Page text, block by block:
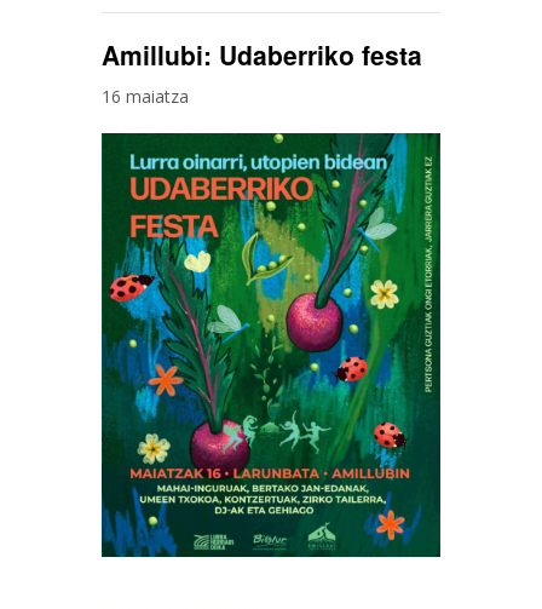
Amillubi: Udaberriko festa
16 maiatza